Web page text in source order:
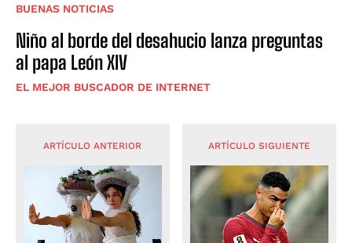
BUENAS NOTICIAS
Niño al borde del desahucio lanza preguntas
al papa León XIV
EL MEJOR BUSCADOR DE INTERNET
ARTÍCULO ANTERIOR ARTÍCULO SIGUIENTE